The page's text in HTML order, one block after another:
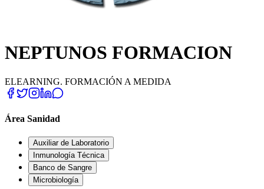
NEPTUNOS FORMACION
ELEARNING. FORMACIÓN A MEDIDA
Área Sanidad
Auxiliar de Laboratorio
Inmunología Técnica
Banco de Sangre
Microbiología